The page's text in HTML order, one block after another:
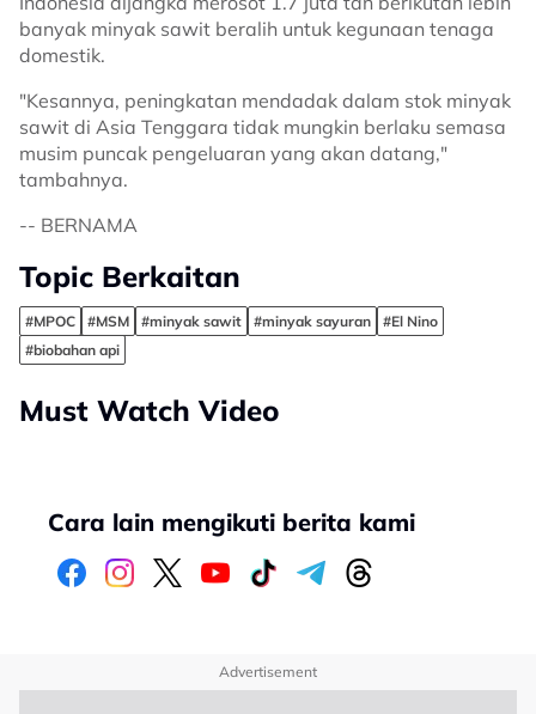
banyak minyak sawit beralih untuk kegunaan tenaga
domestik.
"Kesannya, peningkatan mendadak dalam stok minyak
sawit di Asia Tenggara tidak mungkin berlaku semasa
musim puncak pengeluaran yang akan datang,"
tambahnya.
-- BERNAMA
Topic Berkaitan
#MPOC #MSM #minyak sawit #minyak sayuran
#El Nino
#biobahan api
Must Watch Video
Cara lain mengikuti berita kami
Advertisement